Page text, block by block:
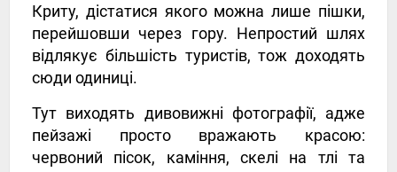
Криту, дістатися якого можна лише пішки,
перейшовши через гору. Непростий шлях
відлякує більшість туристів, тож доходять
сюди одиниці.
Тут виходять дивовижні фотографії, адже
пейзажі просто вражають красою:
червоний пісок, каміння, скелі на тлі та